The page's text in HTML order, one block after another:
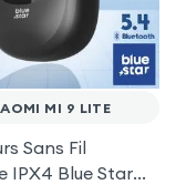
MI 9 LITE
Sans Fil
IPX4 Blue Star